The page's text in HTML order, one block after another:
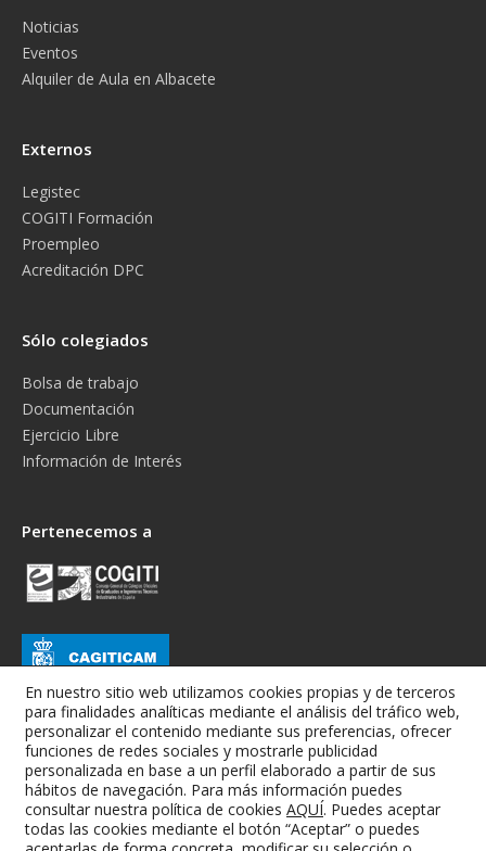
Noticias
Eventos
Alquiler de Aula en Albacete
Externos
Legistec
COGITI Formación
Proempleo
Acreditación DPC
Sólo colegiados
Bolsa de trabajo
Documentación
Ejercicio Libre
Información de Interés
Pertenecemos a
Colegio Oficial de Graduados e Ingenieros Técnicos Industriales de
En nuestro sitio web utilizamos cookies propias y de terceros
para finalidades analíticas mediante el análisis del tráfico web,
personalizar el contenido mediante sus preferencias, ofrecer
funciones de redes sociales y mostrarle publicidad
personalizada en base a un perfil elaborado a partir de sus
hábitos de navegación. Para más información puedes
consultar nuestra política de cookies AQUÍ. Puedes aceptar
todas las cookies mediante el botón “Aceptar” o puedes